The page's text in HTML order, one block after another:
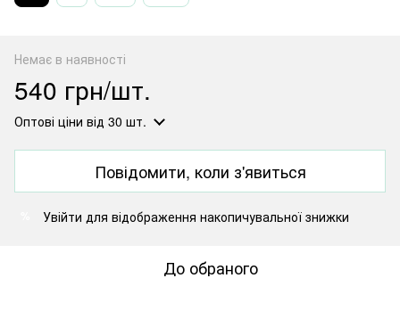
Немає в наявності
540 грн/шт.
Оптові ціни від 30 шт.
Повідомити, коли з'явиться
Увійти для відображення накопичувальної знижки
До обраного